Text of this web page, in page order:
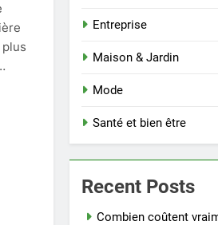
plus
Entreprise
Maison & Jardin
Mode
Santé et bien être
Recent Posts
Combien coûtent